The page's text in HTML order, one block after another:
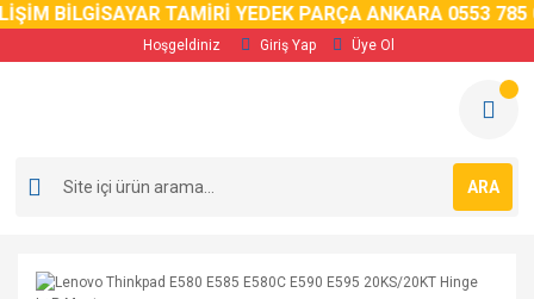
BİLGİSAYAR TAMİRİ YEDEK PARÇA ANKARA 0553 785 02
Hoşgeldiniz Giriş Yap Üye Ol
ARA